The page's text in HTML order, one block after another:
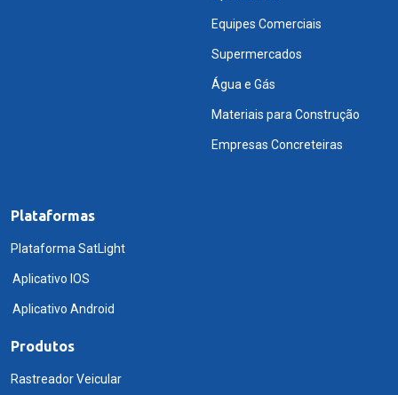
Equipes Comerciais
Supermercados
Água e Gás
Materiais para Construção
Empresas Concreteiras
Plataformas
Plataforma SatLight
Aplicativo IOS
Aplicativo Android
Produtos
Rastreador Veicular